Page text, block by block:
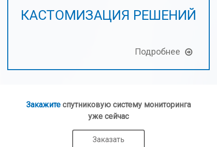
КАСТОМИЗАЦИЯ РЕШЕНИЙ
Подробнее
Закажите спутниковую систему мониторинга
уже сейчас
Заказать